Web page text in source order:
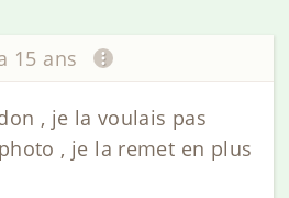
15 ans
, je la voulais pas
, je la remet en plus